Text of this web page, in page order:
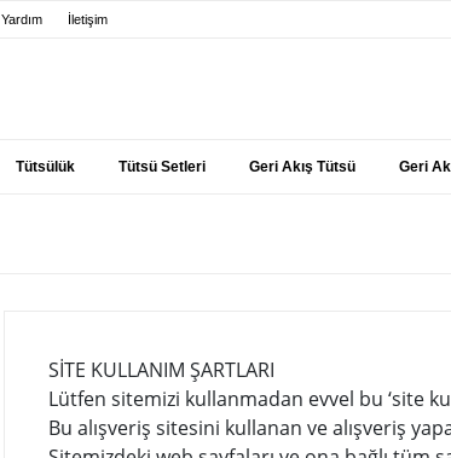
Yardım İletişim
Tütsülük Tütsü Setleri Geri Akış Tütsü Geri
SİTE KULLANIM ŞARTLARI
Lütfen sitemizi kullanmadan evvel bu ‘site
Bu alışveriş sitesini kullanan ve alışveriş